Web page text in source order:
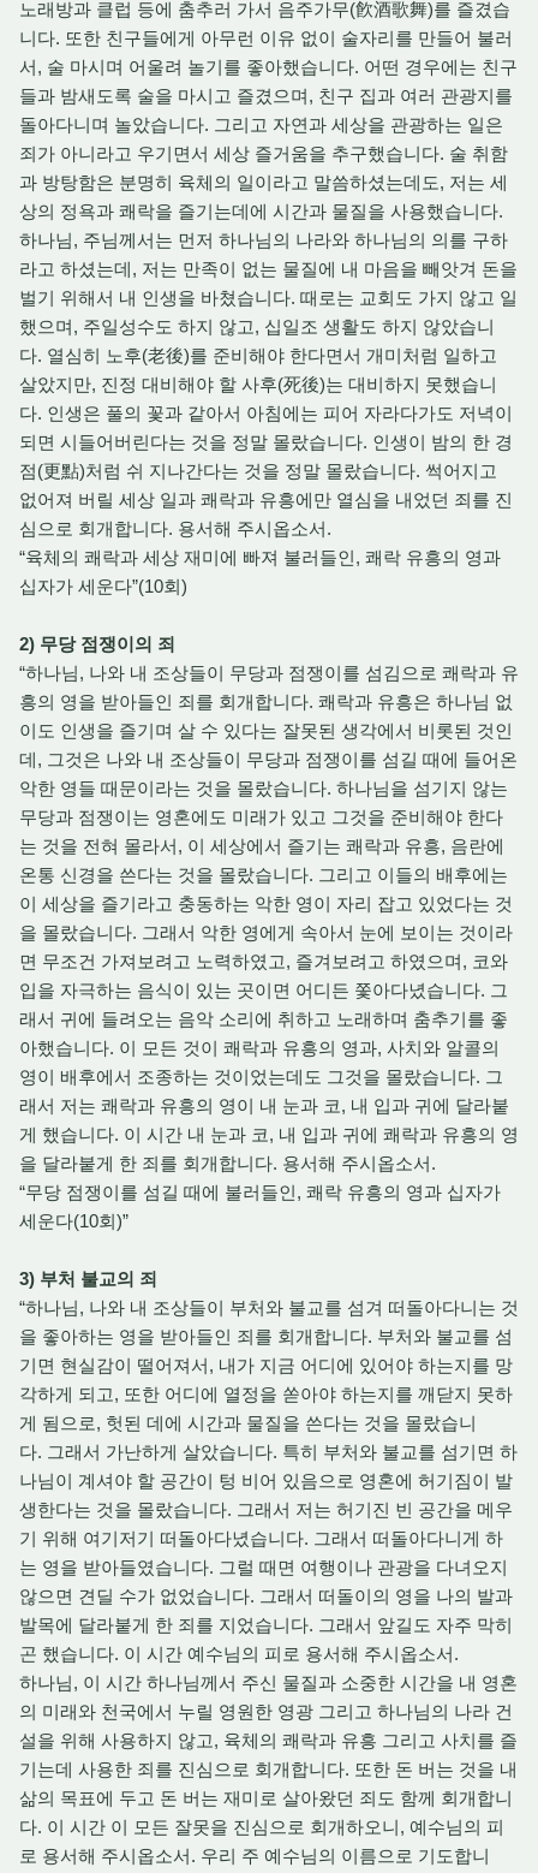
노래방과 클럽 등에 춤추러 가서 음주가무(飮酒歌舞)를 즐겼습
니다. 또한 친구들에게 아무런 이유 없이 술자리를 만들어 불러
서, 술 마시며 어울려 놀기를 좋아했습니다. 어떤 경우에는 친구
들과 밤새도록 술을 마시고 즐겼으며, 친구 집과 여러 관광지를
돌아다니며 놀았습니다. 그리고 자연과 세상을 관광하는 일은
죄가 아니라고 우기면서 세상 즐거움을 추구했습니다. 술 취함
과 방탕함은 분명히 육체의 일이라고 말씀하셨는데도, 저는 세
상의 정욕과 쾌락을 즐기는데에 시간과 물질을 사용했습니다.
하나님, 주님께서는 먼저 하나님의 나라와 하나님의 의를 구하
라고 하셨는데, 저는 만족이 없는 물질에 내 마음을 빼앗겨 돈을
벌기 위해서 내 인생을 바쳤습니다. 때로는 교회도 가지 않고 일
했으며, 주일성수도 하지 않고, 십일조 생활도 하지 않았습니
다. 열심히 노후(老後)를 준비해야 한다면서 개미처럼 일하고
살았지만, 진정 대비해야 할 사후(死後)는 대비하지 못했습니
다. 인생은 풀의 꽃과 같아서 아침에는 피어 자라다가도 저녁이
되면 시들어버린다는 것을 정말 몰랐습니다. 인생이 밤의 한 경
점(更點)처럼 쉬 지나간다는 것을 정말 몰랐습니다. 썩어지고
없어져 버릴 세상 일과 쾌락과 유흥에만 열심을 내었던 죄를 진
심으로 회개합니다. 용서해 주시옵소서.
“육체의 쾌락과 세상 재미에 빠져 불러들인, 쾌락 유흥의 영과
십자가 세운다”(10회)
2) 무당 점쟁이의 죄
“하나님, 나와 내 조상들이 무당과 점쟁이를 섬김으로 쾌락과 유
흥의 영을 받아들인 죄를 회개합니다. 쾌락과 유흥은 하나님 없
이도 인생을 즐기며 살 수 있다는 잘못된 생각에서 비롯된 것인
데, 그것은 나와 내 조상들이 무당과 점쟁이를 섬길 때에 들어온
악한 영들 때문이라는 것을 몰랐습니다. 하나님을 섬기지 않는
무당과 점쟁이는 영혼에도 미래가 있고 그것을 준비해야 한다
는 것을 전혀 몰라서, 이 세상에서 즐기는 쾌락과 유흥, 음란에
온통 신경을 쓴다는 것을 몰랐습니다. 그리고 이들의 배후에는
이 세상을 즐기라고 충동하는 악한 영이 자리 잡고 있었다는 것
을 몰랐습니다. 그래서 악한 영에게 속아서 눈에 보이는 것이라
면 무조건 가져보려고 노력하였고, 즐겨보려고 하였으며, 코와
입을 자극하는 음식이 있는 곳이면 어디든 쫓아다녔습니다. 그
래서 귀에 들려오는 음악 소리에 취하고 노래하며 춤추기를 좋
아했습니다. 이 모든 것이 쾌락과 유흥의 영과, 사치와 알콜의
영이 배후에서 조종하는 것이었는데도 그것을 몰랐습니다. 그
래서 저는 쾌락과 유흥의 영이 내 눈과 코, 내 입과 귀에 달라붙
게 했습니다. 이 시간 내 눈과 코, 내 입과 귀에 쾌락과 유흥의 영
을 달라붙게 한 죄를 회개합니다. 용서해 주시옵소서.
“무당 점쟁이를 섬길 때에 불러들인, 쾌락 유흥의 영과 십자가
세운다(10회)”
3) 부처 불교의 죄
“하나님, 나와 내 조상들이 부처와 불교를 섬겨 떠돌아다니는 것
을 좋아하는 영을 받아들인 죄를 회개합니다. 부처와 불교를 섬
기면 현실감이 떨어져서, 내가 지금 어디에 있어야 하는지를 망
각하게 되고, 또한 어디에 열정을 쏟아야 하는지를 깨닫지 못하
게 됨으로, 헛된 데에 시간과 물질을 쓴다는 것을 몰랐습니
다. 그래서 가난하게 살았습니다. 특히 부처와 불교를 섬기면 하
나님이 계셔야 할 공간이 텅 비어 있음으로 영혼에 허기짐이 발
생한다는 것을 몰랐습니다. 그래서 저는 허기진 빈 공간을 메우
기 위해 여기저기 떠돌아다녔습니다. 그래서 떠돌아다니게 하
는 영을 받아들였습니다. 그럴 때면 여행이나 관광을 다녀오지
않으면 견딜 수가 없었습니다. 그래서 떠돌이의 영을 나의 발과
발목에 달라붙게 한 죄를 지었습니다. 그래서 앞길도 자주 막히
곤 했습니다. 이 시간 예수님의 피로 용서해 주시옵소서.
하나님, 이 시간 하나님께서 주신 물질과 소중한 시간을 내 영혼
의 미래와 천국에서 누릴 영원한 영광 그리고 하나님의 나라 건
설을 위해 사용하지 않고, 육체의 쾌락과 유흥 그리고 사치를 즐
기는데 사용한 죄를 진심으로 회개합니다. 또한 돈 버는 것을 내
삶의 목표에 두고 돈 버는 재미로 살아왔던 죄도 함께 회개합니
다. 이 시간 이 모든 잘못을 진심으로 회개하오니, 예수님의 피
로 용서해 주시옵소서. 우리 주 예수님의 이름으로 기도합니